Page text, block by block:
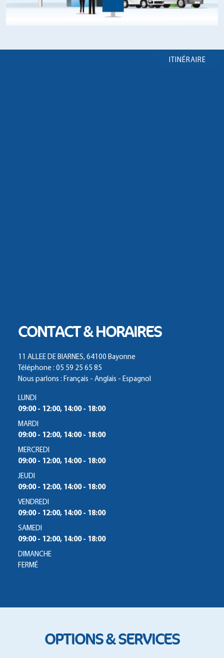
ITINÉRAIRE
CONTACT & HORAIRES
11 ALLEE DE BIARNES, 64100 Bayonne
Téléphone : 05 59 25 65 85
Nous parlons : Français - Anglais - Espagnol
LUNDI
09:00 - 12:00, 14:00 - 18:00
MARDI
09:00 - 12:00, 14:00 - 18:00
MERCREDI
09:00 - 12:00, 14:00 - 18:00
JEUDI
09:00 - 12:00, 14:00 - 18:00
VENDREDI
09:00 - 12:00, 14:00 - 18:00
SAMEDI
09:00 - 12:00, 14:00 - 18:00
DIMANCHE
FERMÉ
OPTIONS & SERVICES